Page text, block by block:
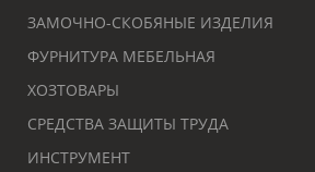
ЗАМОЧНО-СКОБЯНЫЕ ИЗДЕЛИЯ
ФУРНИТУРА МЕБЕЛЬНАЯ
ХОЗТОВАРЫ
СРЕДСТВА ЗАЩИТЫ ТРУДА
ИНСТРУМЕНТ